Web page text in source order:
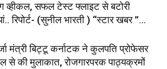
व्हीकल, सफल टेस्ट फ्लाइट से बटोरी
रिपोर्ट- (सुनील भारती ) “स्टार खबर ”...
मंत्री बिट्टू कर्नाटक ने कुलपति प्रोफेसर
से की मुलाकात, रोजगारपरक पाठ्यक्रमों